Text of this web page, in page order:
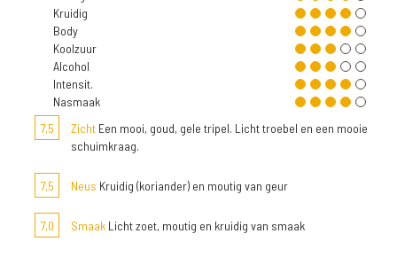
Kruidig
Body
Koolzuur
Alcohol
Intensit.
Nasmaak
7,5
Zicht Een mooi, goud, gele tripel. Licht troebel en een mooie
schuimkraag.
7,5 Neus Kruidig (koriander) en moutig van geur
7,0 Smaak Licht zoet, moutig en kruidig van smaak